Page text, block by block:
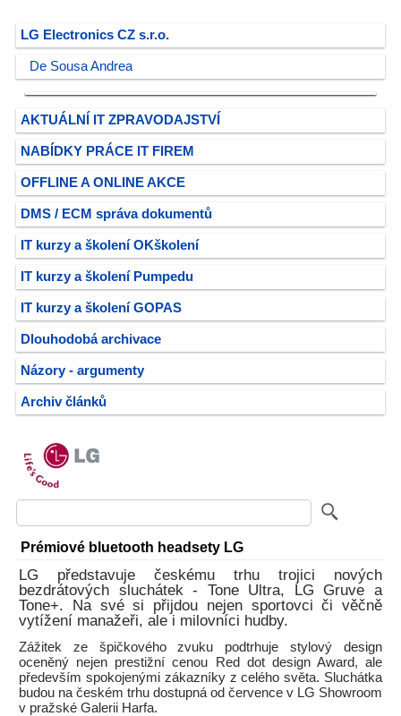
LG Electronics CZ s.r.o.
De Sousa Andrea
AKTUÁLNÍ IT ZPRAVODAJSTVÍ
NABÍDKY PRÁCE IT FIREM
OFFLINE A ONLINE AKCE
DMS / ECM správa dokumentů
IT kurzy a školení OKškolení
IT kurzy a školení Pumpedu
IT kurzy a školení GOPAS
Dlouhodobá archivace
Názory - argumenty
Archiv článků
Prémiové bluetooth headsety LG
LG představuje českému trhu trojici nových
bezdrátových sluchátek - Tone Ultra, LG Gruve a
Tone+. Na své si přijdou nejen sportovci či věčně
vytížení manažeři, ale i milovníci hudby.
Zážitek ze špičkového zvuku podtrhuje stylový design
oceněný nejen prestižní cenou Red dot design Award, ale
především spokojenými zákazníky z celého světa. Sluchátka
budou na českém trhu dostupná od července v LG Showroom
v pražské Galerii Harfa.